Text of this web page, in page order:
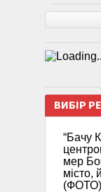
ВИБІР
“Бачу
мер
місто,
(ФОТО)